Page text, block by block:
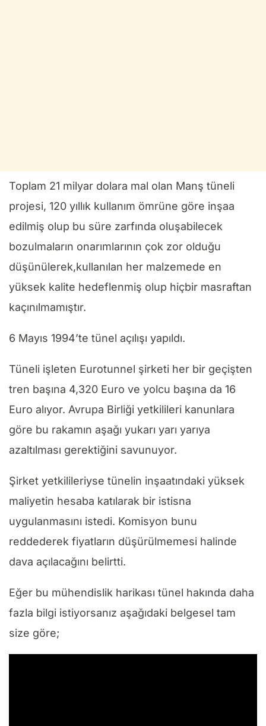
Toplam 21 milyar dolara mal olan Manş tüneli
projesi, 120 yıllık kullanım ömrüne göre inşaa
edilmiş olup bu süre zarfında oluşabilecek
bozulmaların onarımlarının çok zor olduğu
düşünülerek,kullanılan her malzemede en
yüksek kalite hedeflenmiş olup hiçbir masraftan
kaçınılmamıştır.
6 Mayıs 1994’te tünel açılışı yapıldı.
Tüneli işleten Eurotunnel şirketi her bir geçişten
tren başına 4,320 Euro ve yolcu başına da 16
Euro alıyor. Avrupa Birliği yetkilileri kanunlara
göre bu rakamın aşağı yukarı yarı yarıya
azaltılması gerektiğini savunuyor.
Şirket yetkilileriyse tünelin inşaatındaki yüksek
maliyetin hesaba katılarak bir istisna
uygulanmasını istedi. Komisyon bunu
reddederek fiyatların düşürülmemesi halinde
dava açılacağını belirtti.
Eğer bu mühendislik harikası tünel hakında daha
fazla bilgi istiyorsanız aşağıdaki belgesel tam
size göre;